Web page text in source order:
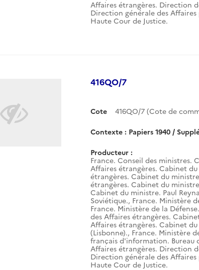
Affaires étrangères. Direction
Direction générale des
Haute Cour de Justice.
416QO/7
Cote 416QO/7 (Cote de
Contexte : Papiers 1940 /
Producteur :
France. Conseil des ministres.
Affaires étrangères. Cabinet
étrangères. Cabinet du
étrangères. Cabinet du
Cabinet du ministre. Paul
Soviétique., France. Ministère
France. Ministère de la
des Affaires étrangères.
Affaires étrangères. Cabinet
(Lisbonne)., France. Ministère
français d'information. Bureau
Affaires étrangères. Direction
Direction générale des
Haute Cour de Justice.